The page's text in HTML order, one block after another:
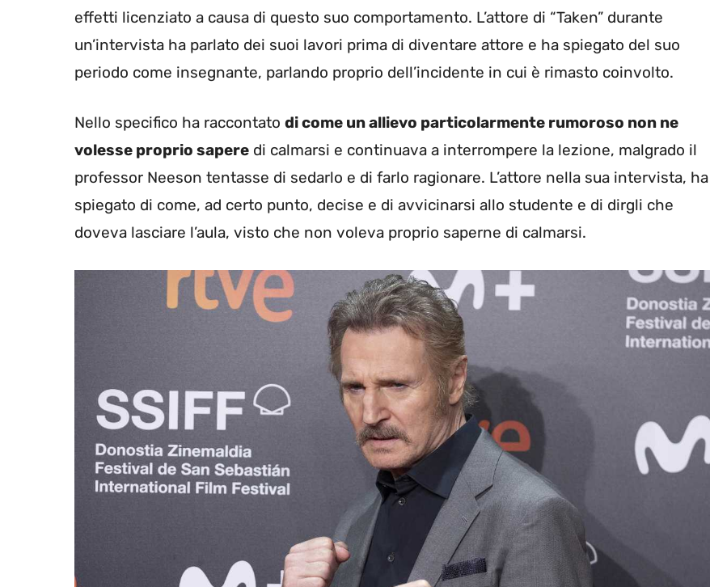
effetti licenziato a causa di questo suo comportamento. L’attore di “Taken” durante
un’intervista ha parlato dei suoi lavori prima di diventare attore e ha spiegato del suo
periodo come insegnante, parlando proprio dell’incidente in cui è rimasto coinvolto.
Nello specifico ha raccontato di come un allievo particolarmente rumoroso non ne
volesse proprio sapere di calmarsi e continuava a interrompere la lezione, malgrado il
professor Neeson tentasse di sedarlo e di farlo ragionare. L’attore nella sua intervista, ha
spiegato di come, ad certo punto, decise e di avvicinarsi allo studente e di dirgli che
doveva lasciare l’aula, visto che non voleva proprio saperne di calmarsi.